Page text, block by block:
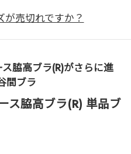
が売切れですか？
脇高ブラ(R)がさらに進
間ブラ
ス脇高ブラ(R) 単品ブ